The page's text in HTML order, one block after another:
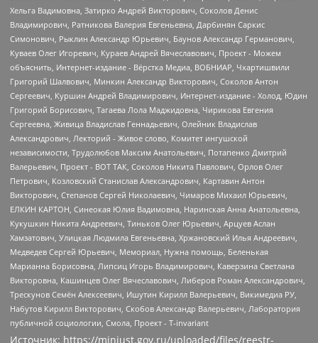
Источник: https://minjust.gov.ru/uploaded/files/reestr-